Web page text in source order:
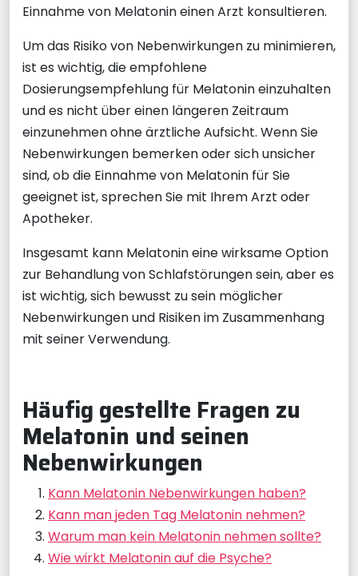
Einnahme von Melatonin einen Arzt konsultieren.
Um das Risiko von Nebenwirkungen zu minimieren,
ist es wichtig, die empfohlene
Dosierungsempfehlung für Melatonin einzuhalten
und es nicht über einen längeren Zeitraum
einzunehmen ohne ärztliche Aufsicht. Wenn Sie
Nebenwirkungen bemerken oder sich unsicher
sind, ob die Einnahme von Melatonin für Sie
geeignet ist, sprechen Sie mit Ihrem Arzt oder
Apotheker.
Insgesamt kann Melatonin eine wirksame Option
zur Behandlung von Schlafstörungen sein, aber es
ist wichtig, sich bewusst zu sein möglicher
Nebenwirkungen und Risiken im Zusammenhang
mit seiner Verwendung.
Häufig gestellte Fragen zu
Melatonin und seinen
Nebenwirkungen
Kann Melatonin Nebenwirkungen haben?
Kann man jeden Tag Melatonin nehmen?
Warum man kein Melatonin nehmen sollte?
Wie wirkt Melatonin auf die Psyche?